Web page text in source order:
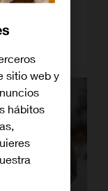
sitio web y
hábitos